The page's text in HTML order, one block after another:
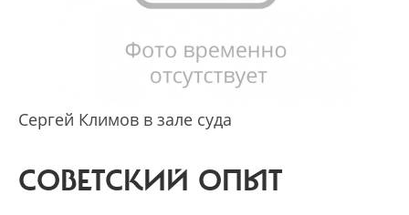
Сергей Климов в зале суда
СОВЕТСКИЙ ОПЫТ